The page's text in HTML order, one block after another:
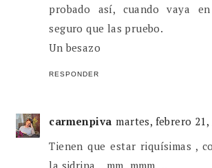
probado así, cuando vaya en
seguro que las pruebo.
Un besazo
RESPONDER
carmenpiva martes, febrero 21,
Tienen que estar riquísimas ,